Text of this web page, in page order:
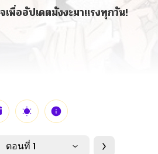
พื่ออัปเดตมังงะมาแรงทุกวัน!
ตอนที่ 1